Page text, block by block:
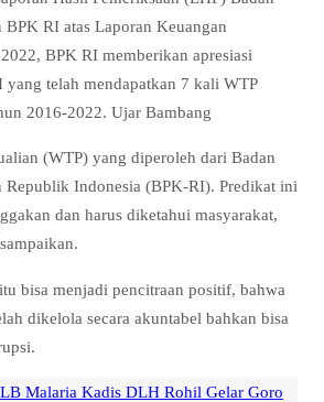
BPK RI atas Laporan Keuangan
BPK RI memberikan apresiasi
yang telah mendapatkan 7 kali WTP
2016-2022. Ujar Bambang
(WTP) yang diperoleh dari Badan
Republik Indonesia (BPK-RI). Predikat ini
dan harus diketahui masyarakat,
bisa menjadi pencitraan positif, bahwa
dikelola secara akuntabel bahkan bisa
Malaria Kadis DLH Rohil Gelar Goro